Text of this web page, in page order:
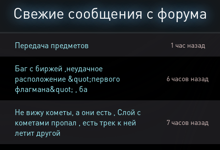
Свежие сообщения с форума
Передача предметов 1 час назад
Баг с биржей ,неудачное
расположение &quot;первого
флагмана&quot; , ба
6 часов назад
Не вижу кометы, а они есть , Слой с
кометами пропал , есть трек к ней
летит другой
7 часов назад